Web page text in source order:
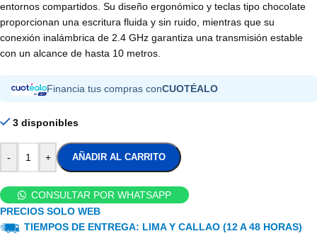
entornos compartidos. Su diseño ergonómico y teclas tipo chocolate
proporcionan una escritura fluida y sin ruido, mientras que su
conexión inalámbrica de 2.4 GHz garantiza una transmisión estable
con un alcance de hasta 10 metros.
Financia tus compras conCUOTÉALO
3 disponibles
- + AÑADIR AL CARRITO
CONSULTAR POR WHATSAPP
PRECIOS SOLO WEB
TIEMPOS DE ENTREGA: LIMA Y CALLAO (12 A 48 HORAS)